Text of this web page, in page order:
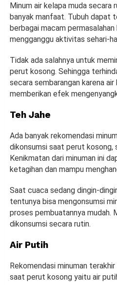
Minum air kelapa muda secara
banyak manfaat. Tubuh dapat
berbagai macam
mengganggu aktivitas sehari-
Tidak ada salahnya untuk
perut kosong. Sehingga
secara sembarangan karena
memberikan efek
Teh Jahe
Ada banyak rekomendasi
dikonsumsi saat perut kosong,
Kenikmatan dari minuman ini
ketagihan dan mampu
Saat cuaca sedang dingin-
tentunya bisa mengonsumsi
proses pembuatannya mudah.
dikonsumsi secara rutin.
Air Putih
Rekomendasi minuman
saat perut kosong yaitu air